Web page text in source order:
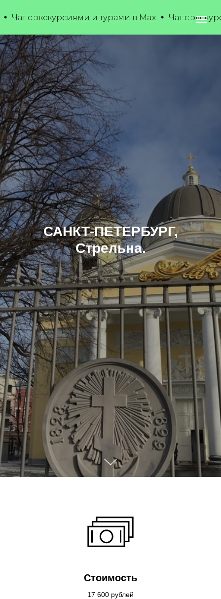
и турами в Max Чат с экскурсиями и
САНКТ-ПЕТЕРБУРГ,
Стрельна.
Стоимость
17 600 рублей